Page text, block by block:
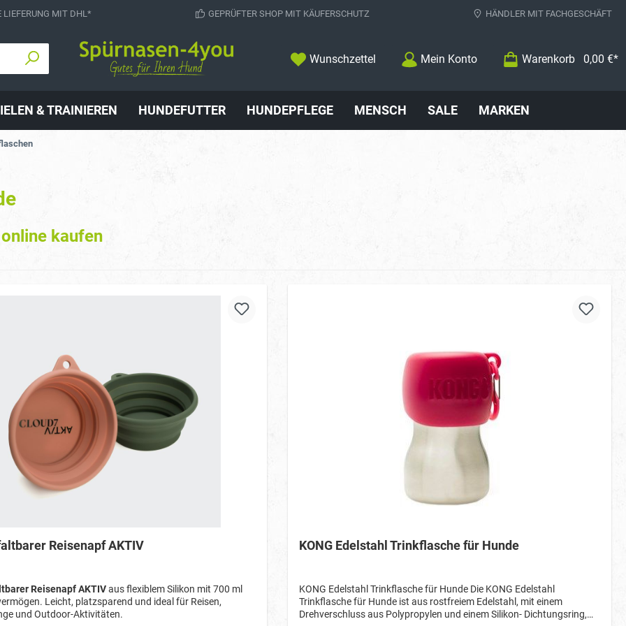
LIEFERUNG MIT DHL* GEPRÜFTER SHOP MIT KÄUFERSCHUTZ HÄNDLER MIT FACHGESCHÄFT
Wunschzettel Mein Konto Warenkorb 0,00 €*
& TRAINIEREN HUNDEFUTTER HUNDEPFLEGE MENSCH SALE MARKEN
kaufen
Reisenapf AKTIV
Reisenapf AKTIVaus flexiblem Silikon mit 700 ml
Leicht, platzsparend und ideal für Reisen,
und Outdoor-Aktivitäten.
KONG Edelstahl Trinkflasche für Hunde
KONG Edelstahl Trinkflasche für Hunde Die KONG Edelstahl
Trinkflasche für Hunde ist aus rostfreiem Edelstahl, mit einem
Drehverschluss aus Polypropylen und einem Silikon- Dichtungsring,